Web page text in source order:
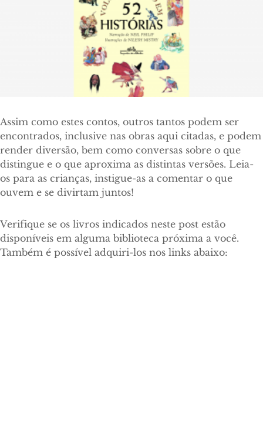
Assim como estes contos, outros tantos podem ser
encontrados, inclusive nas obras aqui citadas, e podem
render diversão, bem como conversas sobre o que
distingue e o que aproxima as distintas versões. Leia-
os para as crianças, instigue-as a comentar o que
ouvem e se divirtam juntos!
Verifique se os livros indicados neste post estão
disponíveis em alguma biblioteca próxima a você.
Também é possível adquiri-los nos links abaixo: